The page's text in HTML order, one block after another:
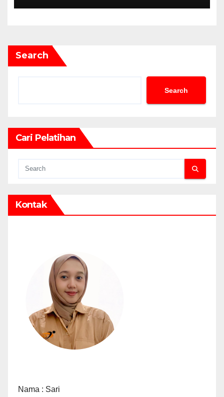
Search
Search
Cari Pelatihan
Kontak
Nama : Sari